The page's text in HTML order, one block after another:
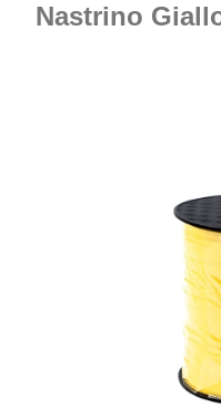
Nastrino